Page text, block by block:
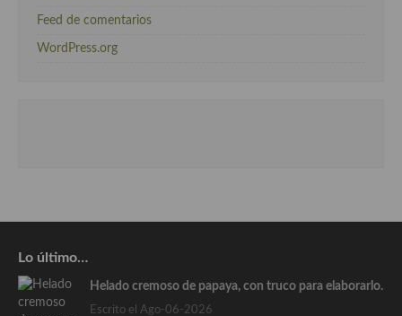
Feed de comentarios
WordPress.org
Lo último…
Helado cremoso de papaya, con truco para elaborarlo.
Escrito el Ago-06-2026